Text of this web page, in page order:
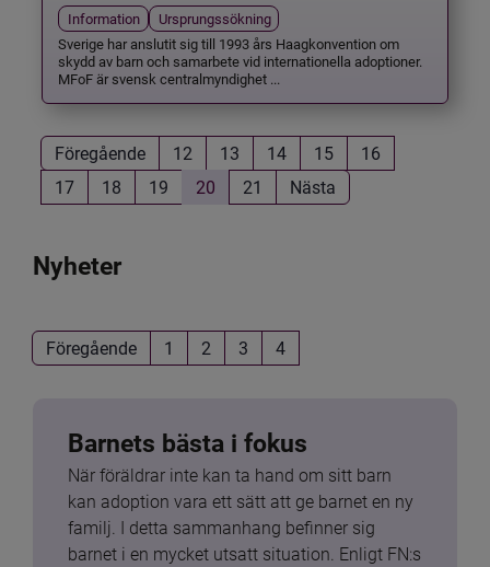
Information
Ursprungssökning
Sverige har anslutit sig till 1993 års Haagkonvention om
skydd av barn och samarbete vid internationella adoptioner.
MFoF är svensk centralmyndighet ...
Föregående 12 13 14 15
16
17
18 19 20 21 Nästa
Nyheter
Föregående 1 2 3 4
Barnets bästa i fokus
När föräldrar inte kan ta hand om sitt barn
kan adoption vara ett sätt att ge barnet en ny
familj. I detta sammanhang befinner sig
barnet i en mycket utsatt situation. Enligt FN:s